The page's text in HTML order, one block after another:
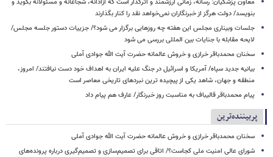
معاون پزشکیان: رسانه، زمانی ارزشمند و اثرگذار است که آزادانه، شجاعانه و مسئولانه بگوید و
بنویسد/ دولت هرگز از خبرنگاران نمی‌خواهد نقد را کنار بگذارند
جلسات وبیناری مجلس این هفته چه روزهایی برگزار می شود؟/ جزییات دستور جلسه مجلس/
لایحه مقابله با جنایات بین المللی بررسی می شود
سخنان محمدباقر خرازی و خروش عالمانه حضرت آیت الله جوادی آملی
بیانیه جدید سپاه/ آمریکا و اسرائیل در جنگ علیه ایران به اهداف خود دست نیافتند/ امروز،
منطقه و جهان، شاهد یکی از پیچیده ترین نبردهای تاریخی معاصر است
پیام محمدباقر قالیباف به مناسبت روز خبرنگار/ عارف هم پیام داد
پربیننده‌ترین
سخنان محمدباقر خرازی و خروش عالمانه حضرت آیت الله جوادی آملی
شورای عالی امنیت ملی کجاست؟/ اتاقی برای تصمیم‌سازی و تصمیم‌گیری درباره پرونده‌های